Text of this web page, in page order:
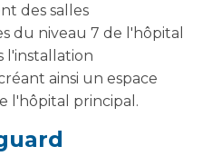
des salles
du niveau 7 de l'hôpital
l'installation
ainsi un espace
l'hôpital principal.